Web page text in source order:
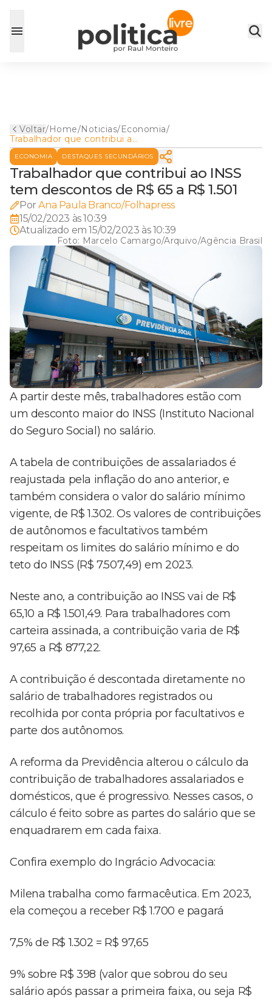
Voltar/Home/Noticias/Economia/
Trabalhador que contribui ao
INSS tem descontos de R$
65 a R$ 1.501
ECONOMIA DESTAQUES SECUNDÁRIOS
Trabalhador que contribui ao INSS
tem descontos de R$ 65 a R$ 1.501
Por Ana Paula Branco/Folhapress
15/02/2023 às 10:39
Atualizado em15/02/2023 às 10:39
Foto: Marcelo Camargo/Arquivo/Agência Brasil
A partir deste mês, trabalhadores estão com
um desconto maior do INSS (Instituto Nacional
do Seguro Social) no salário.
A tabela de contribuições de assalariados é
reajustada pela inflação do ano anterior, e
também considera o valor do salário mínimo
vigente, de R$ 1.302. Os valores de contribuições
de autônomos e facultativos também
respeitam os limites do salário mínimo e do
teto do INSS (R$ 7.507,49) em 2023.
Neste ano, a contribuição ao INSS vai de R$
65,10 a R$ 1.501,49. Para trabalhadores com
carteira assinada, a contribuição varia de R$
97,65 a R$ 877,22.
A contribuição é descontada diretamente no
salário de trabalhadores registrados ou
recolhida por conta própria por facultativos e
parte dos autônomos.
A reforma da Previdência alterou o cálculo da
contribuição de trabalhadores assalariados e
domésticos, que é progressivo. Nesses casos, o
cálculo é feito sobre as partes do salário que se
enquadrarem em cada faixa.
Confira exemplo do Ingrácio Advocacia:
Milena trabalha como farmacêutica. Em 2023,
ela começou a receber R$ 1.700 e pagará
7,5% de R$ 1.302 = R$ 97,65
9% sobre R$ 398 (valor que sobrou do seu
salário após passar a primeira faixa, ou seja R$